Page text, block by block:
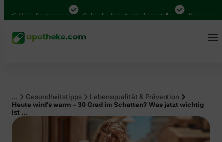
Mal in Deutschland Online bei Ihrer Apotheke bestellen Bequem
... Gesundheitstipps
Lebensqualität & Prävention
Heute wird’s warm – 30 Grad im Schatten? Was jetzt wichtig
ist …
Lebensqualität & Prävention